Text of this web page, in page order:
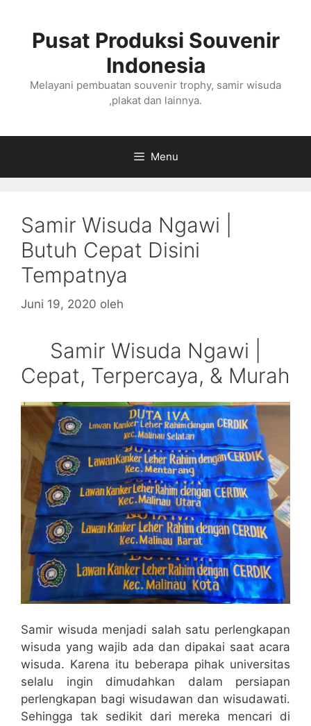
Pusat Produksi Souvenir
Indonesia
Melayani pembuatan souvenir trophy, samir wisuda
,plakat dan lainnya.
Menu
Samir Wisuda Ngawi |
Butuh Cepat Disini
Tempatnya
Juni 19, 2020 oleh
Samir Wisuda Ngawi |
Cepat, Terpercaya, & Murah
Samir wisuda menjadi salah satu perlengkapan
wisuda yang wajib ada dan dipakai saat acara
wisuda. Karena itu beberapa pihak universitas
selalu ingin dimudahkan dalam persiapan
perlengkapan bagi wisudawan dan wisudawati.
Sehingga tak sedikit dari mereka mencari di